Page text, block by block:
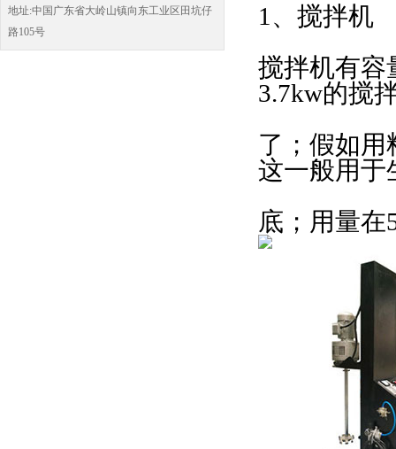
地址:中国广东省大岭山镇向东工业区田坑仔
路105号
1、搅拌机
搅拌机有容
3.7kw的搅
了；假如用
这一般用于
底；用量在